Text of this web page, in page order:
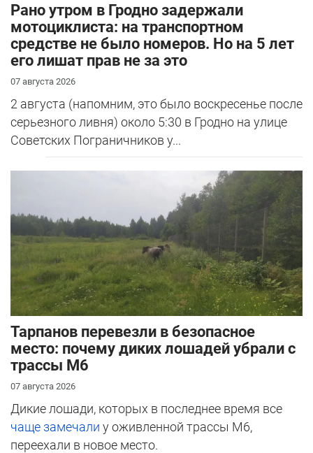
Рано утром в Гродно задержали
мотоциклиста: на транспортном
средстве не было номеров. Но на 5 лет
его лишат прав не за это
07 августа 2026
2 августа (напомним, это было воскресенье после
серьезного ливня) около 5:30 в Гродно на улице
Советских Пограничников у...
Тарпанов перевезли в безопасное
место: почему диких лошадей убрали с
трассы М6
07 августа 2026
Дикие лошади, которых в последнее время все
чаще замечали у оживленной трассы М6,
переехали в новое место.